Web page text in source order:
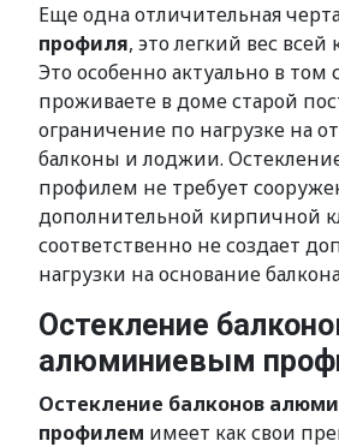
Еще одна отличительная
профиля, это легкий вес
Это особенно актуально в том
проживаете в доме старой
ограничение по нагрузке на
балконы и лоджии.
профилем не требует
дополнительной кирпичной
соответственно не создает
нагрузки на основание
Остекление
алюминиевым
Остекление балконов
профилем имеет как свои